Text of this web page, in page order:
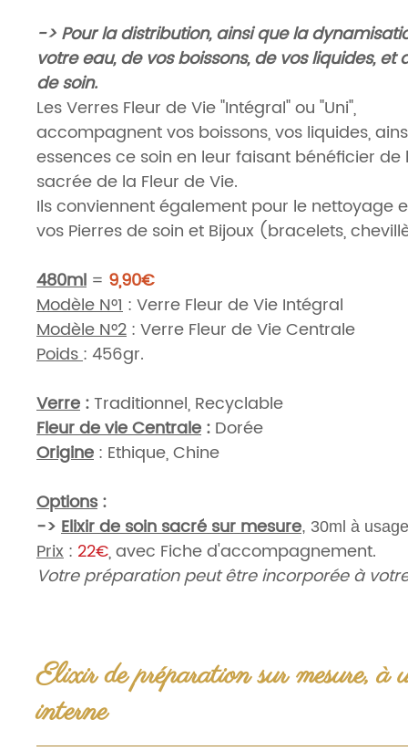
-> Pour la distribution, ainsi que la
votre eau, de vos boissons, de vos liquides, et
de soin.
Les Verres Fleur de Vie "Intégral" ou "Uni",
accompagnent vos boissons, vos liquides,
essences ce soin en leur faisant bénéficier
sacrée de la Fleur de Vie.
Ils conviennent également pour le nettoyage
vos Pierres de soin et Bijoux (bracelets,
480ml = 9,90€
Modèle N°1 : Verre Fleur de Vie Intégral
Modèle N°2 : Verre Fleur de Vie Centrale
Poids: 456gr.
Verre :Traditionnel, Recyclable
Fleur de vie Centrale : Dorée
Origine : Ethique, Chine
Options :
-> Elixir de soin sacré sur mesure, 30ml à
Prix : 22€, avec Fiche d'accompagnement.
Votre préparation peut être incorporée à
->Fleur de Vie en Bois 20cm:
Plateau de Dynamisation.
Page Article ICI
Elixir de préparation sur mesure, à
interne